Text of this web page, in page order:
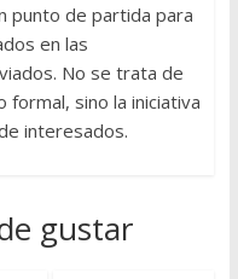
punto de partida para
en las
No se trata de
formal, sino la iniciativa
interesados.
gustar